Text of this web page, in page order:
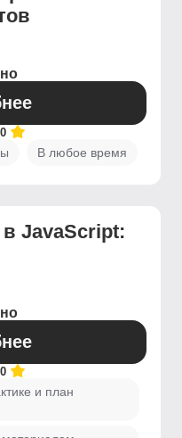
В любое время
JavaScript:
и план